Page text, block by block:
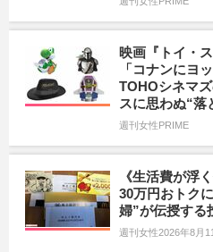
映画『トイ・
「コナンにヨ
TOHOシネマ
スに思わぬ“落
週刊女性PRIME
《生活費が浮
30万円おトク
婦”が伝授する
週刊女性2026年8月